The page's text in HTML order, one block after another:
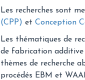
Les recherches sont
(CPP) et Conception
Les thématiques de
de fabrication additive
thèmes de recherche
procédés EBM et